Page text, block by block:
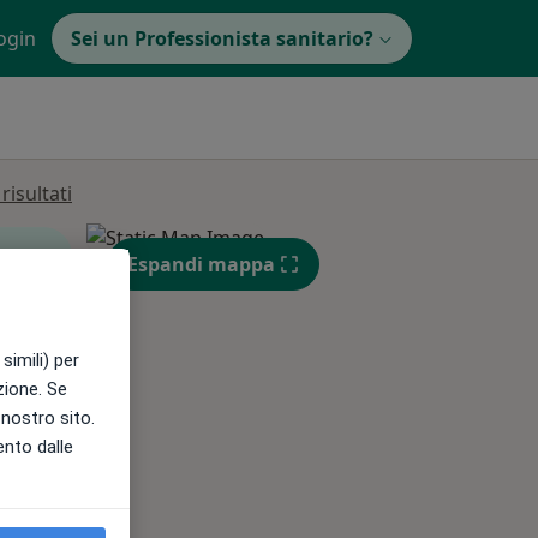
Sei un Professionista sanitario?
Mar,
11 Ago
Espandi mappa
per
Se
sito.
dalle